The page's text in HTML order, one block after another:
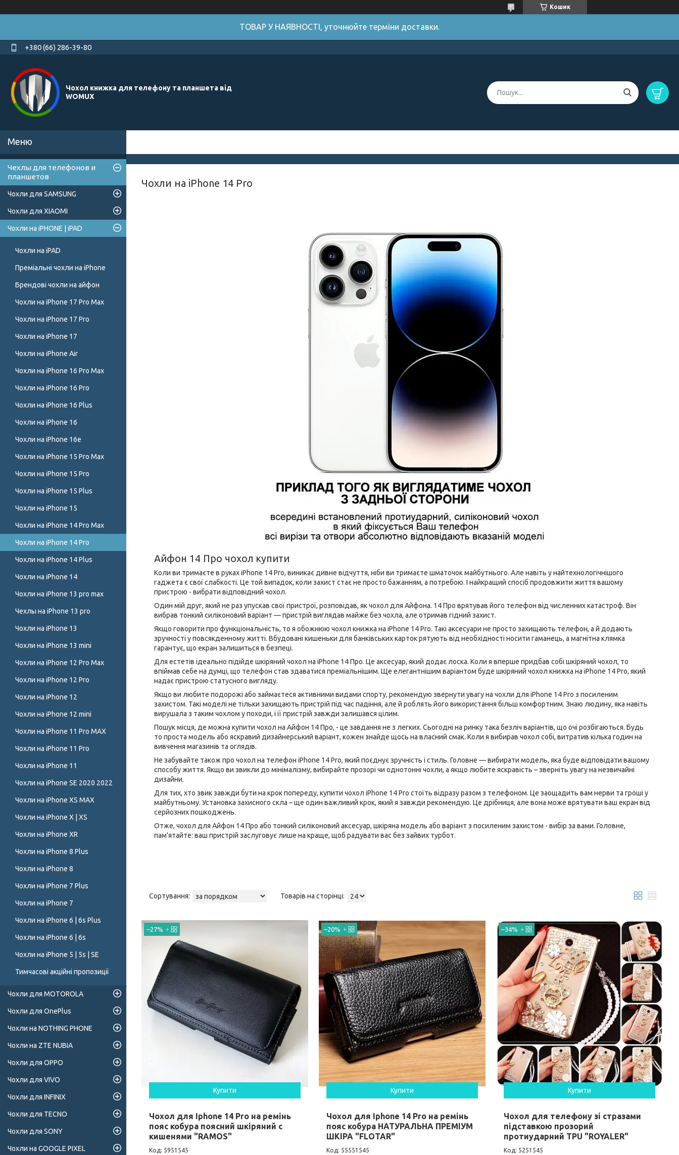
Кошик
ТОВАР У НАЯВНОСТІ, уточнюйте терміни доставки.
+380 (66) 286-39-80
Чохол книжка для телефону та планшета від
WOMUX
Чохли на iPhone 14 Pro
Айфон 14 Про чохол купити
Коли ви тримаєте в руках iPhone 14 Pro, виникає дивне відчуття, ніби ви тримаєте шматочок майбутнього. Але навіть у найтехнологічнішого
гаджета є свої слабкості. Це той випадок, коли захист стає не просто бажанням, а потребою. І найкращий спосіб продовжити життя вашому
пристрою - вибрати відповідний чохол.
Один мій друг, який не раз упускав свої пристрої, розповідав, як чохол для Айфона. 14 Про врятував його телефон від численних катастроф. Він
вибрав тонкий силіконовий варіант — пристрій виглядав майже без чохла, але отримав гідний захист.
Якщо говорити про функціональність, то я обожнюю чохол книжка на iPhone 14 Pro. Такі аксесуари не просто захищають телефон, а й додають
зручності у повсякденному житті. Вбудовані кишеньки для банківських карток рятують від необхідності носити гаманець, а магнітна клямка
гарантує, що екран залишиться в безпеці.
Для естетів ідеально підійде шкіряний чохол на iPhone 14 Про. Це аксесуар, який додає лоска. Коли я вперше придбав собі шкіряний чохол, то
впіймав себе на думці, що телефон став здаватися преміальнішим. Ще елегантнішим варіантом буде шкіряний чохол книжка на iPhone 14 Pro, який
надає пристрою статусного вигляду.
Якщо ви любите подорожі або займаєтеся активними видами спорту, рекомендую звернути увагу на чохли для iPhone 14 Pro з посиленим
захистом. Такі моделі не тільки захищають пристрій під час падіння, але й роблять його використання більш комфортним. Знаю людину, яка навіть
вирушала з таким чохлом у походи, і її пристрій завжди залишався цілим.
Пошук місця, де можна купити чохол на Айфон 14 Про, - це завдання не з легких. Сьогодні на ринку така безліч варіантів, що очі розбігаються. Будь
то проста модель або яскравий дизайнерський варіант, кожен знайде щось на власний смак. Коли я вибирав чохол собі, витратив кілька годин на
вивчення магазинів та оглядів.
Не забувайте також про чохол на телефон iPhone 14 Pro, який поєднує зручність і стиль. Головне — вибирати модель, яка буде відповідати вашому
способу життя. Якщо ви звикли до мінімалізму, вибирайте прозорі чи однотонні чохли, а якщо любите яскравість – зверніть увагу на незвичайні
дизайни.
Для тих, хто звик завжди бути на крок попереду, купити чохол iPhone 14 Pro стоїть відразу разом з телефоном. Це заощадить вам нерви та гроші у
майбутньому. Установка захисного скла – ще один важливий крок, який я завжди рекомендую. Це дрібниця, але вона може врятувати ваш екран від
серйозних пошкоджень.
Отже, чохол для Айфон 14 Про або тонкий силіконовий аксесуар, шкіряна модель або варіант з посиленим захистом - вибір за вами. Головне,
пам'ятайте: ваш пристрій заслуговує лише на краще, щоб радувати вас без зайвих турбот.
–27%
Купити
Чохол для Iphone 14 Pro на ремінь
пояс кобура поясний шкіряний c
кишенями "RAMOS"
5951545
–20%
Купити
Чохол для Iphone 14 Pro на ремінь
пояс кобура НАТУРАЛЬНА ПРЕМІУМ
ШКІРА "FLOTAR"
55551545
–34%
Купити
Чохол для телефону зі стразами
підставкою прозорий
протиударний TPU "ROYALER"
5251545
Чехлы для телефонов и
планшетов
Чохли для SAMSUNG
Чохли для XIAOMI
Чохли на iPHONE | iPAD
Чохли на iPAD
Преміальні чохли на iPhone
Брендові чохли на айфон
Чохли на iPhone 17 Pro Max
Чохли на iPhone 17 Pro
Чохли на iPhone 17
Чохли на iPhone Air
Чохли на iPhone 16 Pro Max
Чохли на iPhone 16 Pro
Чохли на iPhone 16 Plus
Чохли на iPhone 16
Чохли на iPhone 16e
Чохли на iPhone 15 Pro Max
Чохли на iPhone 15 Pro
Чохли на iPhone 15 Plus
Чохли на iPhone 15
Чохли на iPhone 14 Pro Max
Чохли на iPhone 14 Pro
Чохли на iPhone 14 Plus
Чохли на iPhone 14
Чохли на iPhone 13 pro max
Чехлы на iPhone 13 pro
Чохли на iPhone 13
Чохли на iPhone 13 mini
Чохли на iPhone 12 Pro Max
Чохли на iPhone 12 Pro
Чохли на iPhone 12
Чохли на iPhone 12 mini
Чохли на iPhone 11 Pro MAX
Чохли на iPhone 11 Pro
Чохли на iPhone 11
Чохли на iPhone SE 2020 2022
Чохли на iPhone XS MAX
Чохли на iPhone X | XS
Чохли на iPhone XR
Чохли на iPhone 8 Plus
Чохли на iPhone 8
Чохли на iPhone 7 Plus
Чохли на iPhone 7
Чохли на iPhone 6 | 6s Plus
Чохли на iPhone 6 | 6s
Чохли на iPhone 5 | 5s | SE
Тимчасові акційні пропозиції
Чохли для MOTOROLA
Чохли для OnePlus
Чохли на NOTHING PHONE
Чохли на ZTE NUBIA
Чохли для OPPO
Чохли для VIVO
Чохли для INFINIX
Чохли для TECNO
Чохли для SONY
Чохли на GOOGLE PIXEL